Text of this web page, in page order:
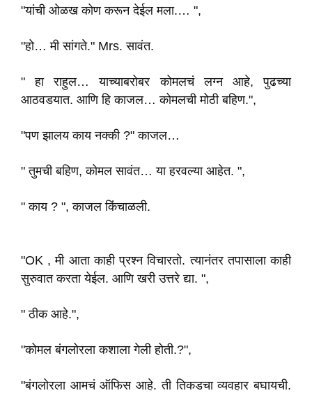
"यांची ओळख कोण करून देईल मला.… ",
"हो… मी सांगते." Mrs. सावंत.
" हा राहुल… याच्याबरोबर कोमलचं लग्न आहे, पुढच्या
आठवडयात. आणि हि काजल… कोमलची मोठी बहिण.",
"पण झालय काय नक्की ?" काजल…
" तुमची बहिण, कोमल सावंत… या हरवल्या आहेत. ",
" काय ? ", काजल किंचाळली.
"OK , मी आता काही प्रश्न विचारतो. त्यानंतर तपासाला काही
सुरुवात करता येईल. आणि खरी उत्तरे द्या. ",
" ठीक आहे.",
"कोमल बंगलोरला कशाला गेली होती.?",
"बंगलोरला आमचं ऑफिस आहे. ती तिकडचा व्यवहार बघायची.